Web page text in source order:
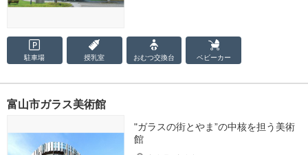
駐車場 授乳室 おむつ交換台 ベビーカー
富山市ガラス美術館
"ガラスの街とやま”の中核を担う美術
館